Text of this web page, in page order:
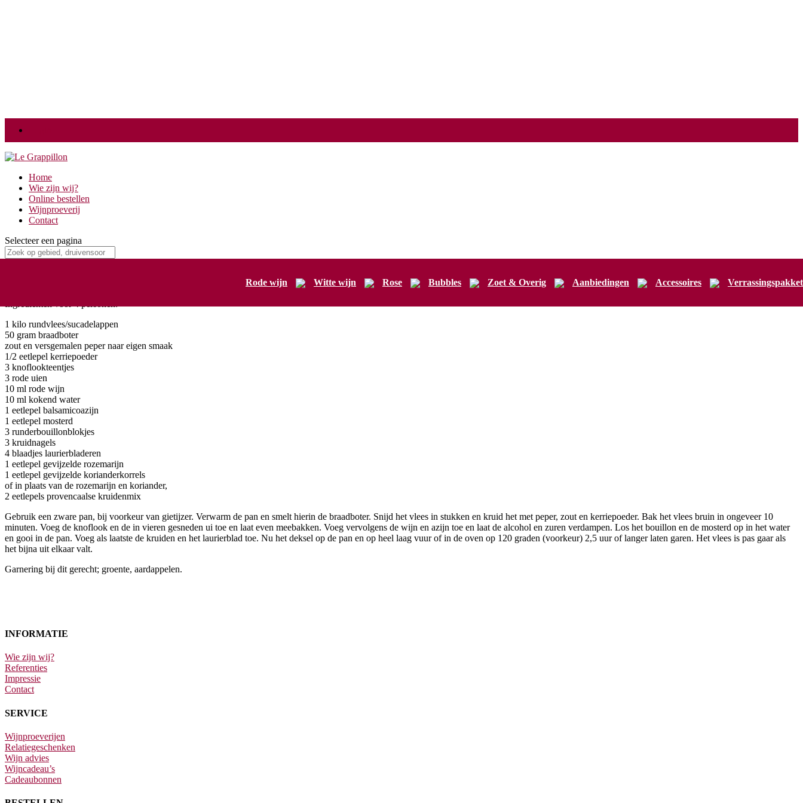
Home
Wie zijn wij?
Online bestellen
Wijnproeverij
Contact
Selecteer een pagina
Rode wijn Witte wijn Rose Bubbles Zoet & Overig Aanbiedingen Accessoires Verrassingspakket
1 kilo rundvlees/sucadelappen
50 gram braadboter
zout en versgemalen peper naar eigen smaak
1/2 eetlepel kerriepoeder
3 knoflookteentjes
3 rode uien
10 ml rode wijn
10 ml kokend water
1 eetlepel balsamicoazijn
1 eetlepel mosterd
3 runderbouillonblokjes
3 kruidnagels
4 blaadjes laurierbladeren
1 eetlepel gevijzelde rozemarijn
1 eetlepel gevijzelde korianderkorrels
of in plaats van de rozemarijn en koriander,
2 eetlepels provencaalse kruidenmix
Gebruik een zware pan, bij voorkeur van gietijzer. Verwarm de pan en smelt hierin de braadboter. Snijd het vlees in stukken en kruid het met peper, zout en kerriepoeder. Bak het vlees bruin in ongeveer 10
minuten. Voeg de knoflook en de in vieren gesneden ui toe en laat even meebakken. Voeg vervolgens de wijn en azijn toe en laat de alcohol en zuren verdampen. Los het bouillon en de mosterd op in het water
en gooi in de pan. Voeg als laatste de kruiden en het laurierblad toe. Nu het deksel op de pan en op heel laag vuur of in de oven op 120 graden (voorkeur) 2,5 uur of langer laten garen. Het vlees is pas gaar als
het bijna uit elkaar valt.
Garnering bij dit gerecht; groente, aardappelen.
INFORMATIE
Wie zijn wij?
Referenties
Impressie
Contact
SERVICE
Wijnproeverijen
Relatiegeschenken
Wijn advies
Wijncadeau’s
Cadeaubonnen